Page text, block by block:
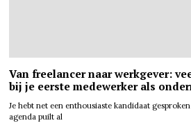
Van freelancer naar werkgever:
bij je eerste medewerker als
Je hebt net een enthousiaste kandidaat
agenda puilt al